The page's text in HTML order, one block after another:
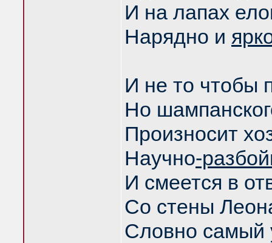
И на лапах
Нарядно и
И не то чтобы
Но
Произносит
Научно-
И смеется в
Со стены
Словно самый